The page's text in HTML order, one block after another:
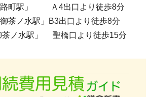
町駅」 Ａ4出口より徒歩8分
ノ水駅」B3出口より徒歩8分
ノ水駅」 聖橋口より徒歩15分